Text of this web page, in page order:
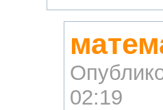
02:19